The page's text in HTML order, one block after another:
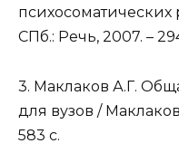
психосоматических
СПб.: Речь, 2007. –
3. Маклаков А.Г.
для вузов /
583 с.